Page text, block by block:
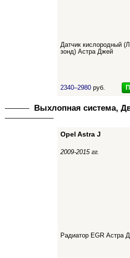
Датчик кислородный
зонд) Астра Джей
2340–2980 руб.
Выхлопная система,
Opel Astra J
2009-2015 гг.
Радиатор EGR Астра